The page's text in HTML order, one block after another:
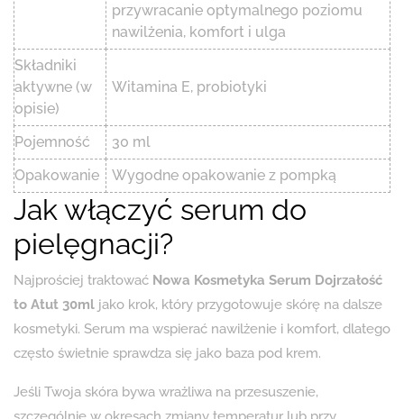
przywracanie optymalnego poziomu
nawilżenia, komfort i ulga
Składniki
aktywne (w
opisie)
Witamina E, probiotyki
Pojemność
30 ml
Opakowanie
Wygodne opakowanie z pompką
Jak włączyć serum do
pielęgnacji?
Najprościej traktować Nowa Kosmetyka Serum Dojrzałość
to Atut 30ml jako krok, który przygotowuje skórę na dalsze
kosmetyki. Serum ma wspierać nawilżenie i komfort, dlatego
często świetnie sprawdza się jako baza pod krem.
Jeśli Twoja skóra bywa wrażliwa na przesuszenie,